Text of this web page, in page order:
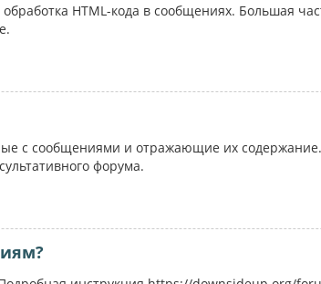
HTML-кода в сообщениях. Большая
с сообщениями и отражающие их
форума.